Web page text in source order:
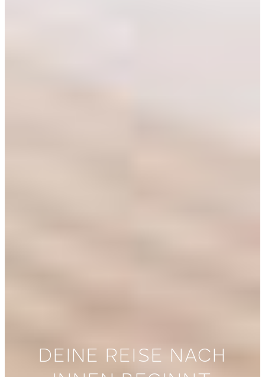
DEINE REISE NACH